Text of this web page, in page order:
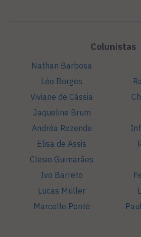
Colunistas
Nathan Barbosa
Léo Borges
Viviane de Cássia
Jaqueline Brum
Andréa Rezende
Elisa de Assis
Clesio Guimarães
Ivo Barreto
Lucas Müller
Marcelle Ponté